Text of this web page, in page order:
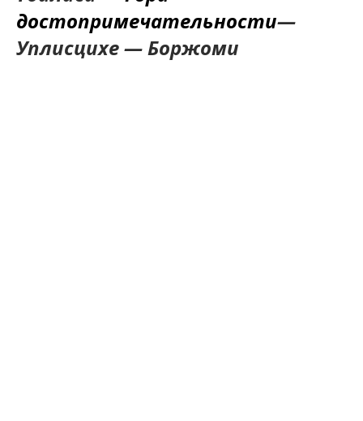
достопримечательности—
Уплисцихе — Боржоми